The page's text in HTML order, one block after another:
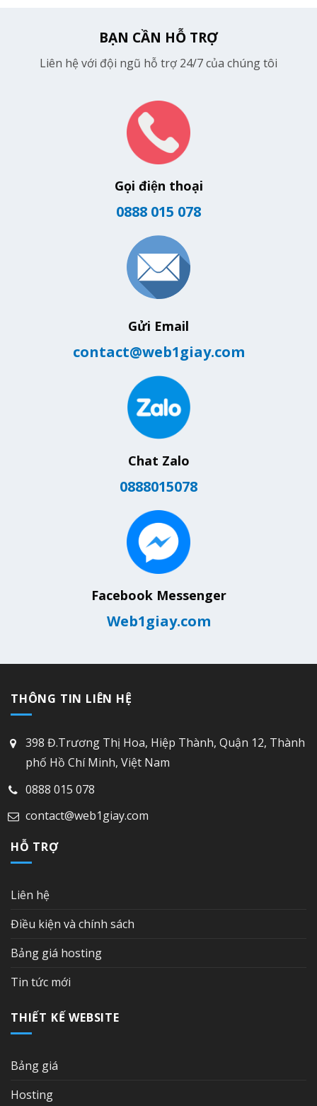
BẠN CẦN HỖ TRỢ
Liên hệ với đội ngũ hỗ trợ 24/7 của chúng tôi
Gọi điện thoại
0888 015 078
Gửi Email
contact@web1giay.com
Chat Zalo
0888015078
Facebook Messenger
Web1giay.com
THÔNG TIN LIÊN HỆ
398 Đ.Trương Thị Hoa, Hiệp Thành, Quận 12, Thành
phố Hồ Chí Minh, Việt Nam
0888 015 078
contact@web1giay.com
HỖ TRỢ
Liên hệ
Điều kiện và chính sách
Bảng giá hosting
Tin tức mới
THIẾT KẾ WEBSITE
Bảng giá
Hosting